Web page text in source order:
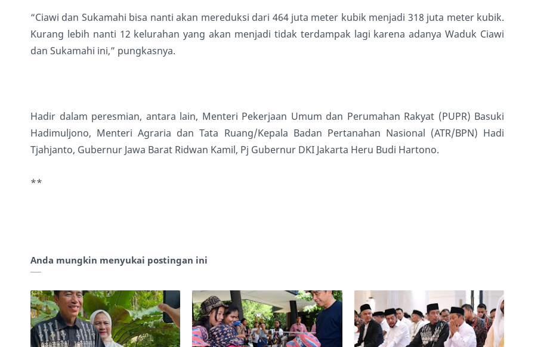
“Ciawi dan Sukamahi bisa nanti akan mereduksi dari 464 juta meter kubik menjadi 318 juta meter kubik.
Kurang lebih nanti 12 kelurahan yang akan menjadi tidak terdampak lagi karena adanya Waduk Ciawi
dan Sukamahi ini,” pungkasnya.
Hadir dalam peresmian, antara lain, Menteri Pekerjaan Umum dan Perumahan Rakyat (PUPR) Basuki
Hadimuljono, Menteri Agraria dan Tata Ruang/Kepala Badan Pertanahan Nasional (ATR/BPN) Hadi
Tjahjanto, Gubernur Jawa Barat Ridwan Kamil, Pj Gubernur DKI Jakarta Heru Budi Hartono.
**
Anda mungkin menyukai postingan ini